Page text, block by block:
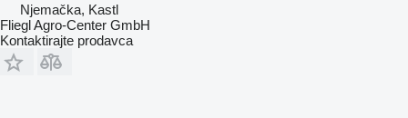
Njemačka, Kastl
Fliegl Agro-Center GmbH
Kontaktirajte prodavca